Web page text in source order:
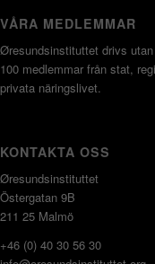
VÅRA MEDLEMMAR
Øresundsinstituttet drivs
100 medlemmar från stat,
privata näringslivet.
KONTAKTA OSS
Øresundsinstituttet
Östergatan 9B
211 25 Malmö
+46 (0) 40 30 56 30